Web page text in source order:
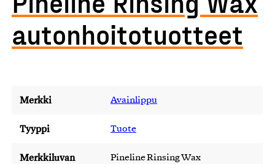
autonhoitotuotteet
Merkki Avainlippu
Tyyppi Tuote
Merkkiluvan
Pineline Rinsing Wax